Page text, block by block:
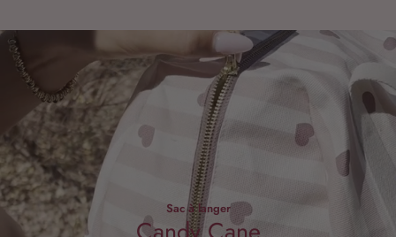
Sac à langer